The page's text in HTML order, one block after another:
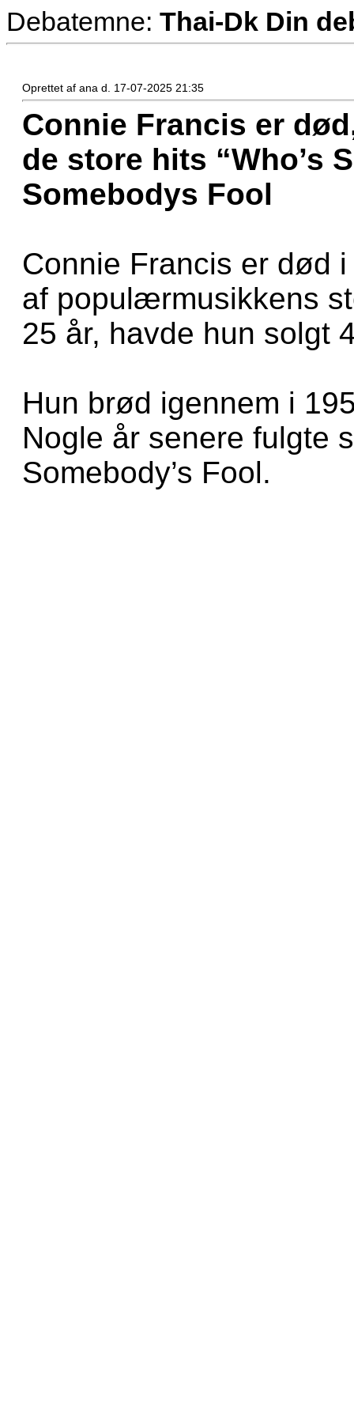
Debatemne: Thai-Dk Din
Oprettet af ana d. 17-07-2025 21:35
Connie Francis er
de store hits “Who’s
Somebodys Fool
Connie Francis er død
af populærmusikkens
25 år, havde hun solgt
Hun brød igennem i
Nogle år senere fulgte
Somebody’s Fool.